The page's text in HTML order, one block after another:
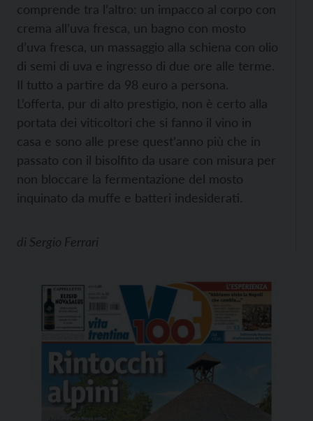
comprende tra l’altro: un impacco al corpo con
crema all’uva fresca, un bagno con mosto
d’uva fresca, un massaggio alla schiena con olio
di semi di uva e ingresso di due ore alle terme.
Il tutto a partire da 98 euro a persona.
L’offerta, pur di alto prestigio, non è certo alla
portata dei viticoltori che si fanno il vino in
casa e sono alle prese quest’anno più che in
passato con il bisolfito da usare con misura per
non bloccare la fermentazione del mosto
inquinato da muffe e batteri indesiderati.
di Sergio Ferrari